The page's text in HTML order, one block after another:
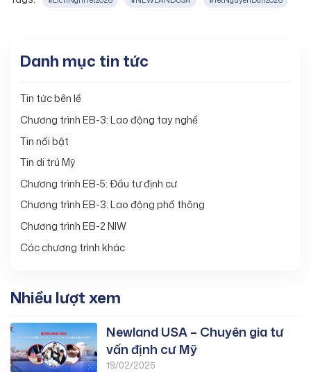
Danh mục tin tức
Tin tức bên lề
Chương trình EB-3: Lao động tay nghề
Tin nổi bật
Tin di trú Mỹ
Chương trình EB-5: Đầu tư định cư
Chương trình EB-3: Lao động phổ thông
Chương trình EB-2 NIW
Các chương trình khác
Nhiều lượt xem
Newland USA – Chuyên gia tư
vấn định cư Mỹ
19/02/2025